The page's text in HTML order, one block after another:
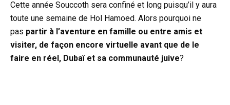
Cette année Souccoth sera confiné et long puisqu’il y aura
toute une semaine de Hol Hamoed. Alors pourquoi ne
pas partir à l’aventure en famille ou entre amis et
visiter, de façon encore virtuelle avant que de le
faire en réel, Dubaï et sa communauté juive?